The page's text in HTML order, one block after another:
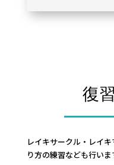
復
レイキサークル・レイ
り方の練習なども行いま